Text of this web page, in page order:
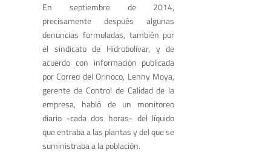
En septiembre de 2014,
precisamente después algunas
denuncias formuladas, también por
el sindicato de Hidrobolívar, y de
acuerdo con información publicada
por Correo del Orinoco, Lenny Moya,
gerente de Control de Calidad de la
empresa, habló de un monitoreo
diario -cada dos horas- del líquido
que entraba a las plantas y del que se
suministraba a la población.